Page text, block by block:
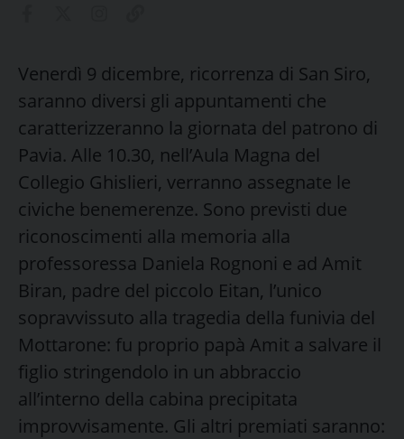
Venerdì 9 dicembre, ricorrenza di San Siro,
saranno diversi gli appuntamenti che
caratterizzeranno la giornata del patrono di
Pavia. Alle 10.30, nell’Aula Magna del
Collegio Ghislieri, verranno assegnate le
civiche benemerenze. Sono previsti due
riconoscimenti alla memoria alla
professoressa Daniela Rognoni e ad Amit
Biran, padre del piccolo Eitan, l’unico
sopravvissuto alla tragedia della funivia del
Mottarone: fu proprio papà Amit a salvare il
figlio stringendolo in un abbraccio
all’interno della cabina precipitata
improvvisamente. Gli altri premiati saranno: